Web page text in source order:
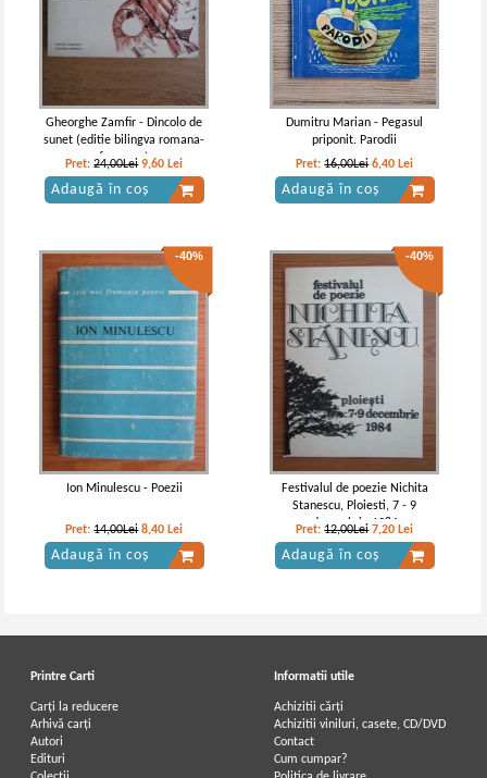
Gheorghe Zamfir - Dincolo de
sunet (editie bilingva romana-
franceza)
Pret:24,00Lei 9,60 Lei
Adaugă în coș
Dumitru Marian - Pegasul
priponit. Parodii
Pret:16,00Lei 6,40 Lei
Adaugă în coș
-40%
Ion Minulescu - Poezii
Pret:14,00Lei 8,40 Lei
Adaugă în coș
-40%
Festivalul de poezie Nichita
Stanescu, Ploiesti, 7 - 9
decembrie 1984
Pret:12,00Lei 7,20 Lei
Adaugă în coș
Printre Carti
Carți la reducere
Arhivă carți
Autori
Edituri
Informatii utile
Achizitii cărți
Achizitii viniluri, casete, CD/DVD
Contact
Cum cumpar?